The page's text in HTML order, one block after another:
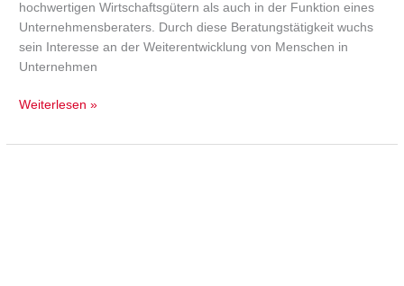
hochwertigen Wirtschaftsgütern als auch in der Funktion eines
Unternehmensberaters. Durch diese Beratungstätigkeit wuchs
sein Interesse an der Weiterentwicklung von Menschen in
Unternehmen
Weiterlesen »